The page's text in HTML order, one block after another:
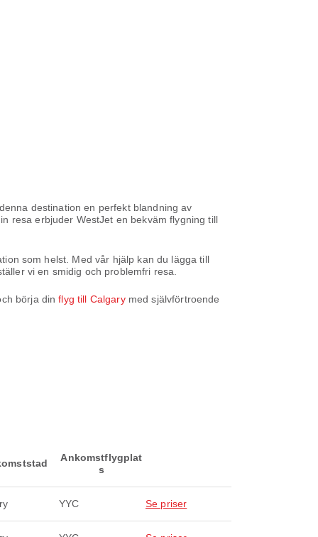
destination en perfekt blandning av
resa erbjuder WestJet en bekväm flygning till
som helst. Med vår hjälp kan du lägga till
vi en smidig och problemfri resa.
börja dinflyg till Calgarymed självförtroende
Ankomstflygplat
s
YYC Se priser